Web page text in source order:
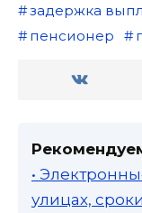
задержка
пенсионер
•
улицах,